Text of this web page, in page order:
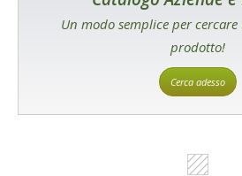
Un modo semplice per
prodotto!
Cerca adesso